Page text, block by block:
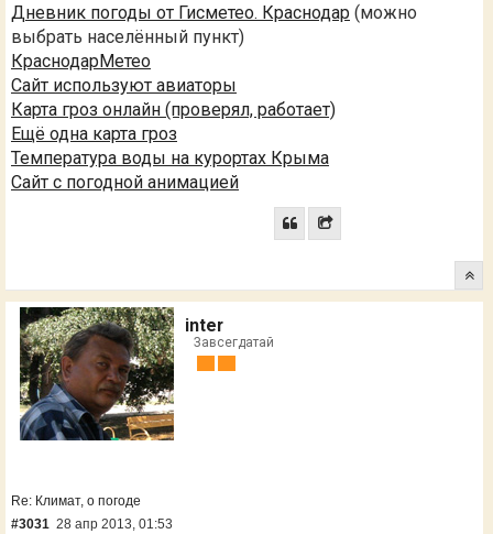
Дневник погоды от Гисметео. Краснодар (можно
выбрать населённый пункт)
КраснодарМетео
Сайт используют авиаторы
Карта гроз онлайн (проверял, работает)
Ещё одна карта гроз
Температура воды на курортах Крыма
Сайт с погодной анимацией
inter
Завсегдатай
Re: Климат, о погоде
#3031 28 апр 2013, 01:53